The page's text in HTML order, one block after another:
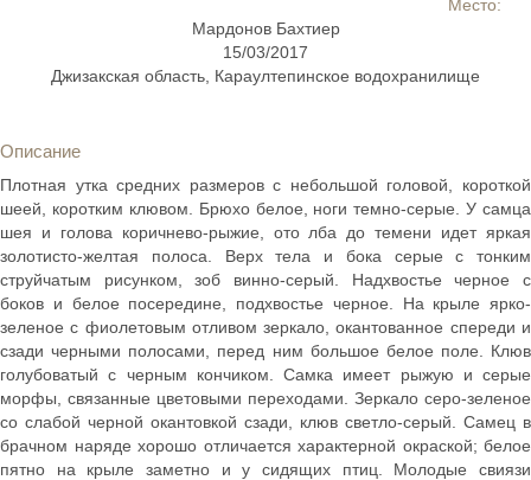
Место:
Мардонов Бахтиер
15/03/2017
Джизакская область, Караултепинское водохранилище
Описание
Плотная утка средних размеров с небольшой головой, короткой
шеей, коротким клювом. Брюхо белое, ноги темно-серые. У самца
шея и голова коричнево-рыжие, ото лба до темени идет яркая
золотисто-желтая полоса. Верх тела и бока серые с тонким
струйчатым рисунком, зоб винно-серый. Надхвостье черное с
боков и белое посередине, подхвостье черное. На крыле ярко-
зеленое с фиолетовым отливом зеркало, окантованное спереди и
сзади черными полосами, перед ним большое белое поле. Клюв
голубоватый с черным кончиком. Самка имеет рыжую и серые
морфы, связанные цветовыми переходами. Зеркало серо-зеленое
со слабой черной окантовкой сзади, клюв светло-серый. Самец в
брачном наряде хорошо отличается характерной окраской; белое
пятно на крыле заметно и у сидящих птиц. Молодые свиязи